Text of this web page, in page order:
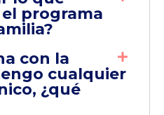
programa
con la
cualquier
¿qué